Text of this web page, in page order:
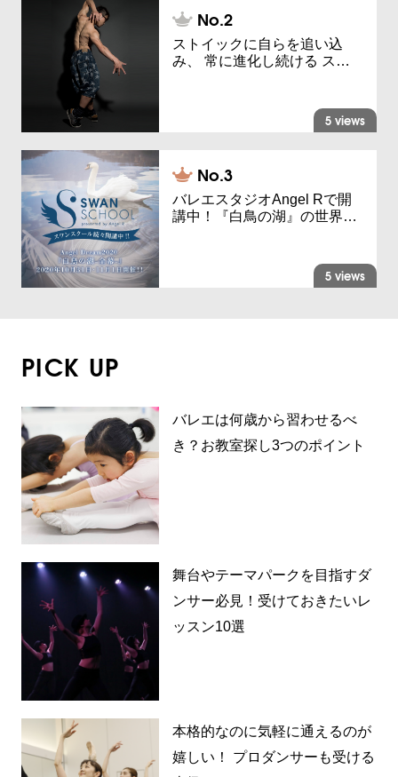
ストイックに自らを追い込
み、 常に進化し続ける ス…
5 views
バレエスタジオAngel Rで開
講中！『白鳥の湖』の世界…
5 views
PICK UP
バレエは何歳から習わせるべ
き？お教室探し3つのポイント
舞台やテーマパークを目指すダ
ンサー必見！受けておきたいレ
ッスン10選
本格的なのに気軽に通えるのが
嬉しい！ プロダンサーも受ける